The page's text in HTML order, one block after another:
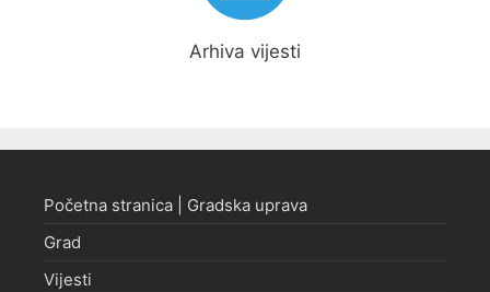
Arhiva vijesti
Početna stranica | Gradska uprava
Grad
Vijesti